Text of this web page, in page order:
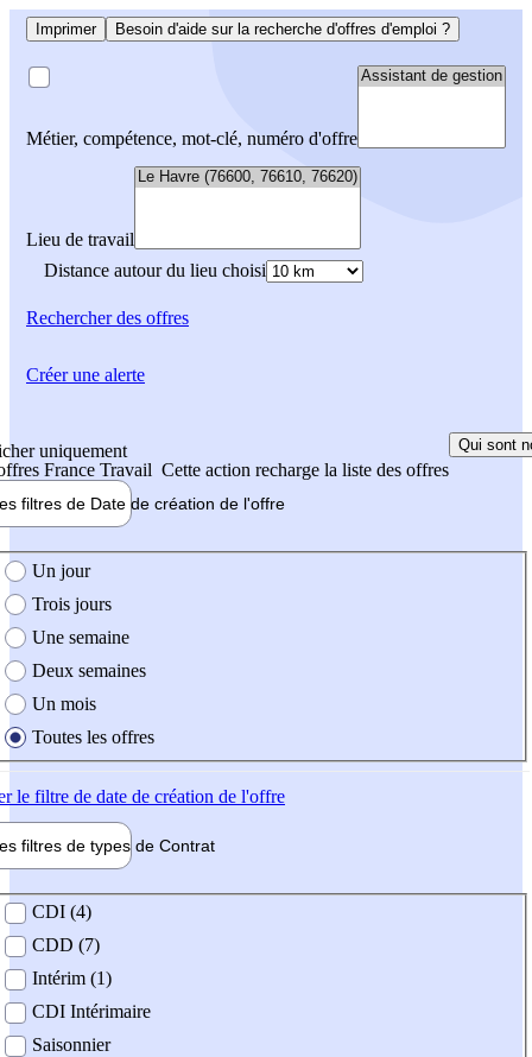
Imprimer Besoin d'aide sur la recherche d'offres d'emploi ?
Métier, compétence, mot-clé, numéro d'offre
Lieu de travail
Distance autour du lieu choisi
Rechercherdes offres
uniquement
France Travail Cette action recharge la liste des offres
Qui sont
filtres de Date de création de l'offre
création de l'offre
Un jour
Trois jours
Une semaine
Deux semaines
Un mois
Toutes les offres
le filtre de date de création de l'offre
filtres de types de Contrat
contrat
CDI (4)
CDD (7)
Intérim (1)
CDI Intérimaire
Saisonnier
Créer une alerte